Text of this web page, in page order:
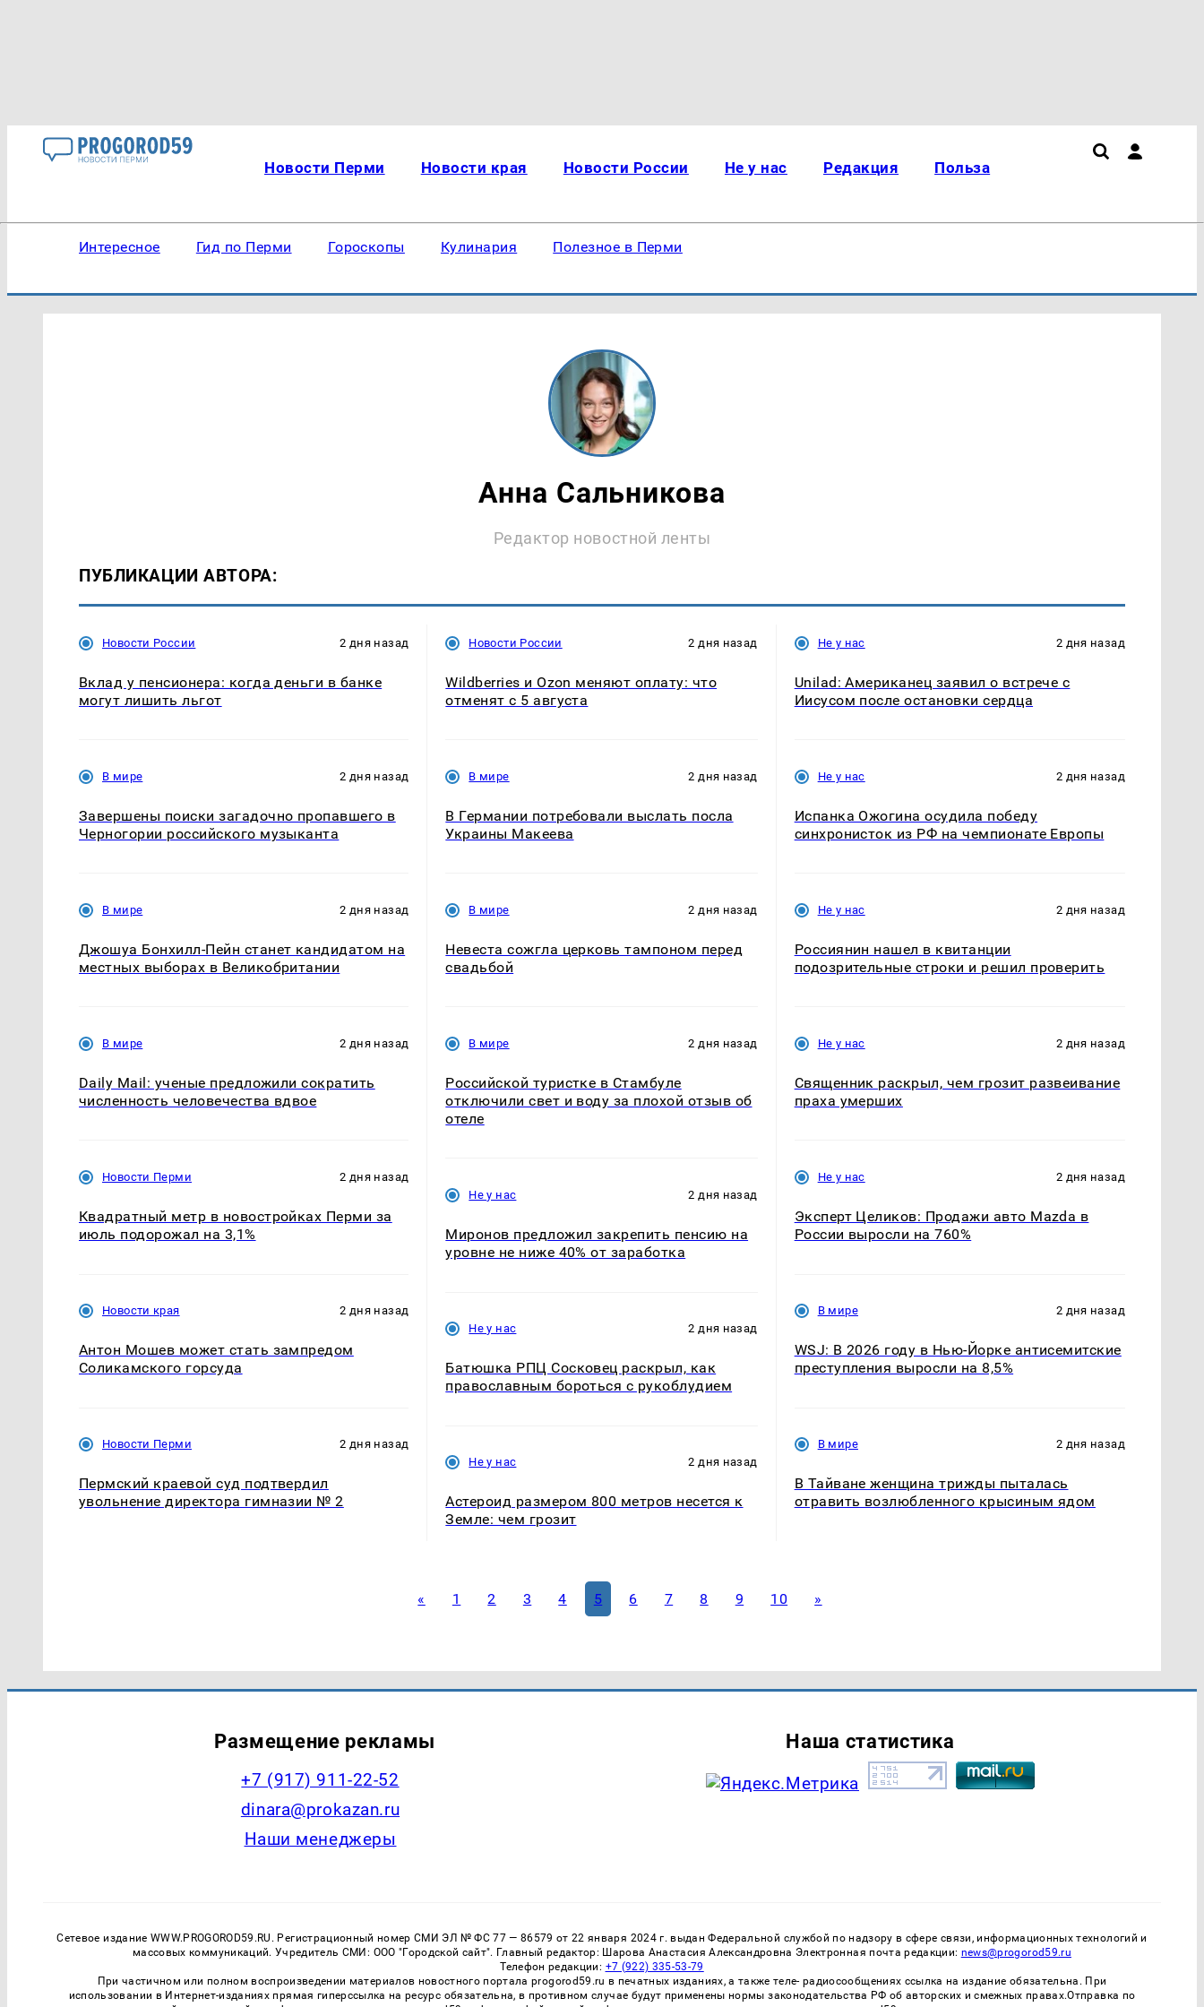
Новости Перми Новости края Новости России Не у нас Редакция Польза
Интересное Гид по Перми Гороскопы Кулинария Полезное в Перми
Анна Сальникова
Редактор новостной ленты
ПУБЛИКАЦИИ АВТОРА:
Новости России 2 дня назад
Вклад у пенсионера: когда деньги в банке
могут лишить льгот
В мире 2 дня назад
Завершены поиски загадочно пропавшего в
Черногории российского музыканта
В мире 2 дня назад
Джошуа Бонхилл-Пейн станет кандидатом на
местных выборах в Великобритании
В мире 2 дня назад
Daily Mail: ученые предложили сократить
численность человечества вдвое
Новости Перми 2 дня назад
Квадратный метр в новостройках Перми за
июль подорожал на 3,1%
Новости края 2 дня назад
Антон Мошев может стать зампредом
Соликамского горсуда
Новости Перми 2 дня назад
Пермский краевой суд подтвердил
увольнение директора гимназии № 2
Новости России 2 дня назад
Wildberries и Ozon меняют оплату: что
отменят с 5 августа
В мире 2 дня назад
В Германии потребовали выслать посла
Украины Макеева
В мире 2 дня назад
Невеста сожгла церковь тампоном перед
свадьбой
В мире 2 дня назад
Российской туристке в Стамбуле
отключили свет и воду за плохой отзыв об
отеле
Не у нас 2 дня назад
Миронов предложил закрепить пенсию на
уровне не ниже 40% от заработка
Не у нас 2 дня назад
Батюшка РПЦ Сосковец раскрыл, как
православным бороться с рукоблудием
Не у нас 2 дня назад
Астероид размером 800 метров несется к
Земле: чем грозит
Не у нас 2 дня назад
Unilad: Американец заявил о встрече с
Иисусом после остановки сердца
Не у нас 2 дня назад
Испанка Ожогина осудила победу
синхронисток из РФ на чемпионате Европы
Не у нас 2 дня назад
Россиянин нашел в квитанции
подозрительные строки и решил проверить
Не у нас 2 дня назад
Священник раскрыл, чем грозит развеивание
праха умерших
Не у нас 2 дня назад
Эксперт Целиков: Продажи авто Mazda в
России выросли на 760%
В мире 2 дня назад
WSJ: В 2026 году в Нью-Йорке антисемитские
преступления выросли на 8,5%
В мире 2 дня назад
В Тайване женщина трижды пыталась
отравить возлюбленного крысиным ядом
« 1 2 3 4 5 6 7 8 9 10 »
Размещение рекламы
+7 (917) 911-22-52
dinara@prokazan.ru
Наши менеджеры
Наша статистика
Сетевое издание WWW.PROGOROD59.RU. Регистрационный номер СМИ ЭЛ № ФС 77 — 86579 от 22 января 2024 г. выдан Федеральной службой по надзору в сфере связи, информационных технологий и
массовых коммуникаций. Учредитель СМИ: ООО "Городской сайт". Главный редактор: Шарова Анастасия Александровна Электронная почта редакции: news@progorod59.ru
Телефон редакции: +7 (922) 335-53-79
При частичном или полном воспроизведении материалов новостного портала progorod59.ru в печатных изданиях, а также теле- радиосообщениях ссылка на издание обязательна. При
использовании в Интернет-изданиях прямая гиперссылка на ресурс обязательна, в противном случае будут применены нормы законодательства РФ об авторских и смежных правах.Отправка по